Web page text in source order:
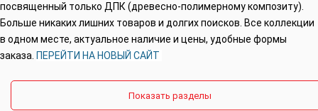
посвященный только ДПК (древесно-полимерному композиту).
Больше никаких лишних товаров и долгих поисков. Все коллекции
в одном месте, актуальное наличие и цены, удобные формы
заказа. ПЕРЕЙТИ НА НОВЫЙ САЙТ
Показать разделы